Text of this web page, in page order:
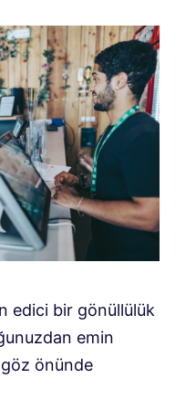
edici bir gönüllülük
emin
göz önünde